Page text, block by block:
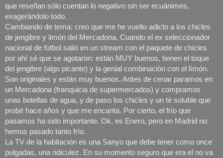
que reseñan sólo cuentan lo negativo sin ser ecuánimes,
exagerándolo todo.
Cambiando de tema: creo que me he vuelto adicto a los chicles
de jengibre y limón del Mercadona. Cuando el ex seleccionador
nacional de fútbol salió en un stream con el paquete de chicles
por ahí sé que se agotaron: están MUY buenos, tienen el toque
del jengibre (algo picante) y la genial combinación con el límón.
Son originales y están muy buenos. Antes de cenar paramos en
un Mercadona (franquicia de supermercados) y compramos
unas botellas de agua, y de paso los chicles y un té soluble que
probé hace años y que me encanta. Por cierto, el frío que
pasamos ha sido importante. Ok, es Enero, pero en Madrid no
hemos pasado tanto frío.
La TV de la habitación es una Sanyo que debe tener como once
pulgadas, una ridiculez. En su momento seguro que era el no va